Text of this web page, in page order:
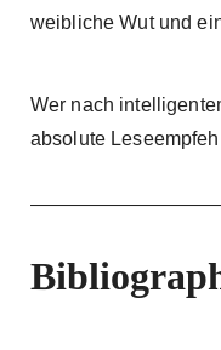
weibliche Wut und
Wer nach
absolute